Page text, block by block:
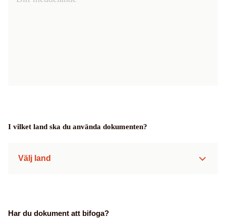
I vilket land ska du använda dokumenten?
Välj land
Har du dokument att bifoga?